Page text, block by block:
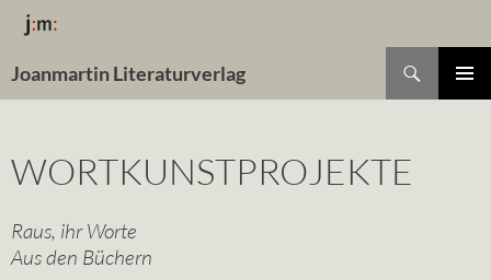
Joanmartin Literaturverlag
WORTKUNSTPROJEKTE
Raus, ihr Worte
Aus den Büchern